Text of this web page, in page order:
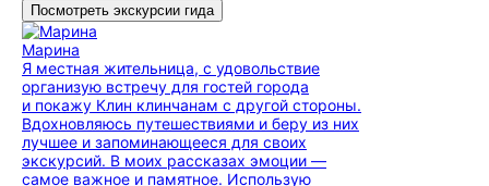
Посмотреть экскурсии гида
Марина
Я местная жительница, с удовольствие
организую встречу для гостей города
и покажу Клин клинчанам с другой стороны.
Вдохновляюсь путешествиями и беру из них
лучшее и запоминающееся для своих
экскурсий. В моих рассказах эмоции —
самое важное и памятное. Использую